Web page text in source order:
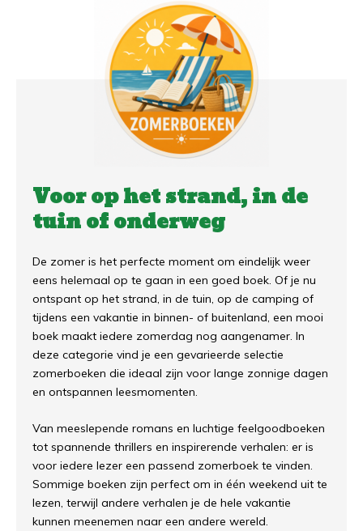
Voor op het strand, in de
tuin of onderweg
De zomer is het perfecte moment om eindelijk weer
eens helemaal op te gaan in een goed boek. Of je nu
ontspant op het strand, in de tuin, op de camping of
tijdens een vakantie in binnen- of buitenland, een mooi
boek maakt iedere zomerdag nog aangenamer. In
deze categorie vind je een gevarieerde selectie
zomerboeken die ideaal zijn voor lange zonnige dagen
en ontspannen leesmomenten.
Van meeslepende romans en luchtige feelgoodboeken
tot spannende thrillers en inspirerende verhalen: er is
voor iedere lezer een passend zomerboek te vinden.
Sommige boeken zijn perfect om in één weekend uit te
lezen, terwijl andere verhalen je de hele vakantie
kunnen meenemen naar een andere wereld.